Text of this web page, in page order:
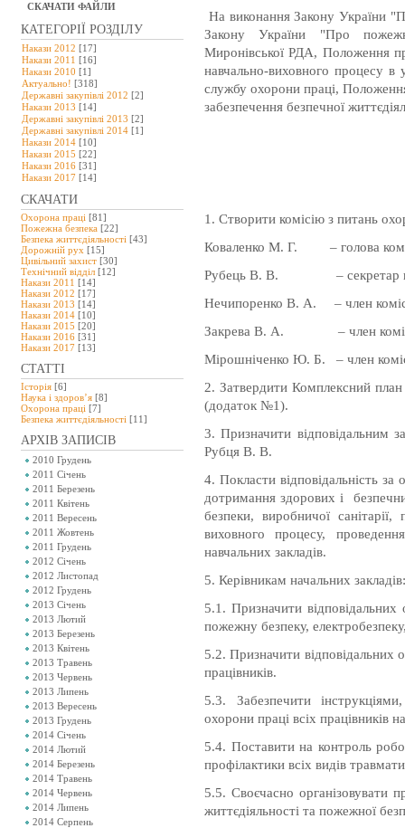
СКАЧАТИ ФАЙЛИ
КАТЕГОРІЇ РОЗДІЛУ
Накази 2012 [17]
Накази 2011 [16]
Накази 2010 [1]
Актуально! [318]
Державні закупівлі 2012 [2]
Накази 2013 [14]
Державні закупівлі 2013 [2]
Державні закупівлі 2014 [1]
Накази 2014 [10]
Накази 2015 [22]
Накази 2016 [31]
Накази 2017 [14]
СКАЧАТИ
Охорона праці [81]
Пожежна безпека [22]
Безпека життєдіяльності [43]
Дорожній рух [15]
Цивільний захист [30]
Технічний відділ [12]
Накази 2011 [14]
Накази 2012 [17]
Накази 2013 [14]
Накази 2014 [10]
Накази 2015 [20]
Накази 2016 [31]
Накази 2017 [13]
СТАТТІ
Історія [6]
Наука і здоров’я [8]
Охорона праці [7]
Безпeка життєдіяльності [11]
АРХІВ ЗАПИСІВ
2010 Грудень
2011 Січень
2011 Березень
2011 Квітень
2011 Вересень
2011 Жовтень
2011 Грудень
2012 Січень
2012 Листопад
2012 Грудень
2013 Січень
2013 Лютий
2013 Березень
2013 Квітень
2013 Травень
2013 Червень
2013 Липень
2013 Вересень
2013 Грудень
2014 Січень
2014 Лютий
2014 Березень
2014 Травень
2014 Червень
2014 Липень
2014 Серпень
На виконання Закону України
Закону України "Про
Миронівської РДА, Положення
навчально-виховного процесу в
службу охорони праці,
забезпечення безпечної
1. Створити комісію з питань
Коваленко М. Г.
– голова
Рубець В. В.
– секретар
Нечипоренко В. А.
– член
Закрева В. А.
– член
Мірошніченко Ю. Б.
– член
2. Затвердити Комплексний план
(додаток №1).
3. Призначити відповідальним
Рубця В. В.
4. Покласти відповідальність за
дотримання здорових і
безпеки, виробничої
виховного процесу,
навчальних закладів.
5. Керівникам начальних закладів:
5.1. Призначити відповідальних
пожежну безпеку,
5.2. Призначити відповідальних
працівників.
5.3. Забезпечити
охорони праці всіх працівників
5.4. Поставити на контроль
профілактики всіх видів
5.5. Своєчасно організовувати
життєдіяльності та пожежної